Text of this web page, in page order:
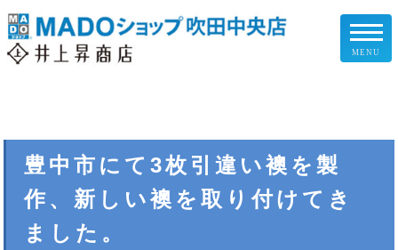
お客様の声
施工事例
MENU
豊中市にて3枚引違い襖を製
作、新しい襖を取り付けてき
ました。